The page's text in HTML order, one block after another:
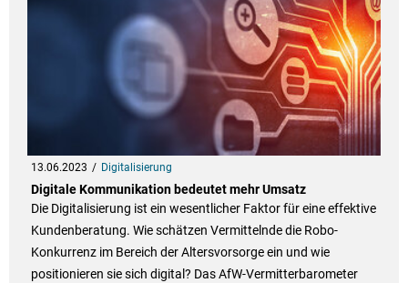
13.06.2023 Digitalisierung
Digitale Kommunikation bedeutet mehr Umsatz
Die Digitalisierung ist ein wesentlicher Faktor für eine effektive
Kundenberatung. Wie schätzen Vermittelnde die Robo-
Konkurrenz im Bereich der Altersvorsorge ein und wie
positionieren sie sich digital? Das AfW-Vermitterbarometer